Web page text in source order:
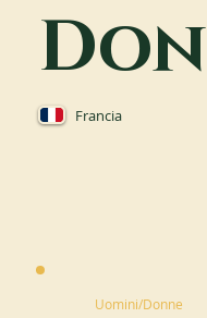
Francia
Uomini/Donne